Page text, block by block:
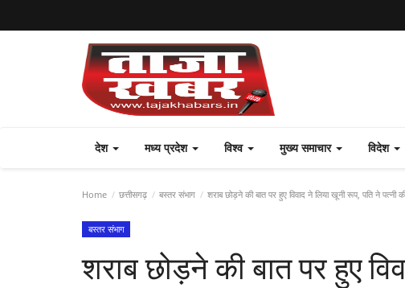
देश मध्य प्रदेश विश्व मुख्य समाचार विदेश
Home छत्तीसगढ़ बस्तर संभाग शराब छोड़ने की बात पर हुए विवाद ने लिया खूनी रूप, पति ने पत्नी
बस्तर संभाग
शराब छोड़ने की बात पर हुए